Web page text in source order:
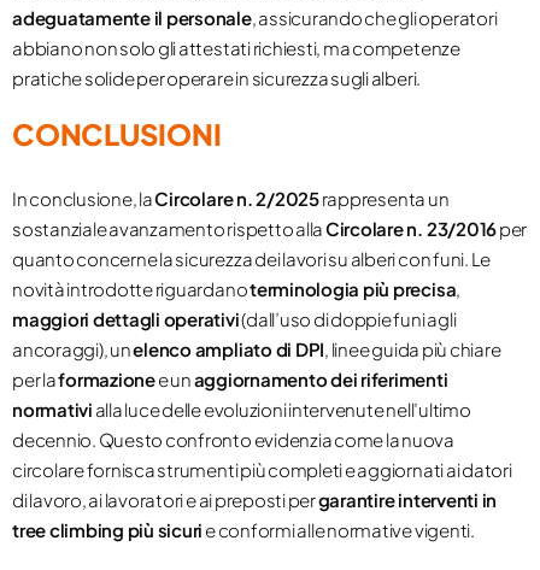
adeguatamente il personale, assicurando che gli operatori
abbiano non solo gli attestati richiesti, ma competenze
pratiche solide per operare in sicurezza sugli alberi.
CONCLUSIONI
In conclusione, laCircolare n. 2/2025rappresenta un
sostanziale avanzamento rispetto allaCircolare n. 23/2016per
quanto concerne la sicurezza dei lavori su alberi con funi. Le
novità introdotte riguardanoterminologia più precisa
maggiori dettagli operativi(dall’uso di doppie funi agli
ancoraggi), unelenco ampliato di DPI , linee guida più chiare
per laformazionee unaggiornamento dei riferimenti
normativi alla luce delle evoluzioni intervenute nell’ultimo
decennio. Questo confronto evidenzia come la nuova
circolare fornisca strumenti più completi e aggiornati ai datori
di lavoro, ai lavoratori e ai preposti pergarantire interventi in
tree climbing più sicuri e conformi alle normative vigenti.